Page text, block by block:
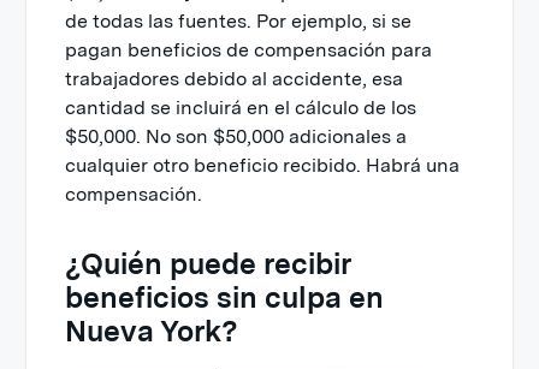
de todas las fuentes. Por ejemplo, si se
pagan beneficios de compensación para
trabajadores debido al accidente, esa
cantidad se incluirá en el cálculo de los
$50,000. No son $50,000 adicionales a
cualquier otro beneficio recibido. Habrá una
compensación.
¿Quién puede recibir
beneficios sin culpa en
Nueva York?